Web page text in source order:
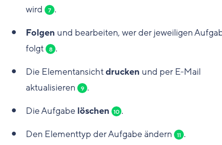
wird
7 .
Folgen und bearbeiten, wer der jeweiligen
folgt
8 .
Die Elementansichtdrucken und per E-Mail
aktualisieren
9 .
Die Aufgabe löschen 10 .
Den Elementtyp der Aufgabe ändern
11 .